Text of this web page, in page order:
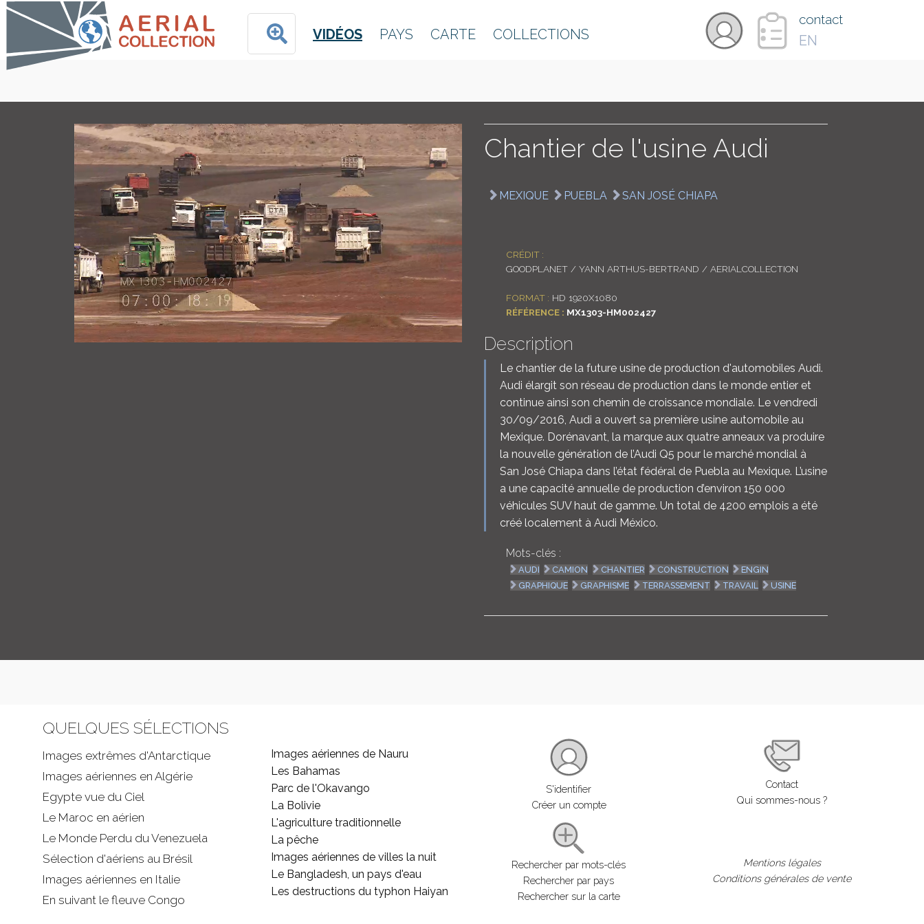
VIDÉOS PAYS CARTE COLLECTIONS
contact
EN
ENGLISH
Chantier de l'usine Audi
MEXIQUE PUEBLA SAN JOSÉ CHIAPA
CRÉDIT :
GOODPLANET / YANN ARTHUS-BERTRAND / AERIALCOLLECTION
FORMAT : HD 1920X1080
RÉFÉRENCE : MX1303-HM002427
Description
Le chantier de la future usine de production d'automobiles Audi.
Audi élargit son réseau de production dans le monde entier et
continue ainsi son chemin de croissance mondiale. Le vendredi
30/09/2016, Audi a ouvert sa première usine automobile au
Mexique. Dorénavant, la marque aux quatre anneaux va produire
la nouvelle génération de l’Audi Q5 pour le marché mondial à
San José Chiapa dans l’état fédéral de Puebla au Mexique. L’usine
a une capacité annuelle de production d’environ 150 000
véhicules SUV haut de gamme. Un total de 4200 emplois a été
créé localement à Audi México.
Mots-clés :
AUDI CAMION CHANTIER CONSTRUCTION
ENGIN
GRAPHIQUE
GRAPHISME TERRASSEMENT TRAVAIL USINE
QUELQUES SÉLECTIONS
Images extrêmes d'Antarctique
Images aériennes en Algérie
Egypte vue du Ciel
Le Maroc en aérien
Le Monde Perdu du Venezuela
Sélection d'aériens au Brésil
Images aériennes en Italie
En suivant le fleuve Congo
Images aériennes de Nauru
Les Bahamas
Parc de l'Okavango
La Bolivie
L'agriculture traditionnelle
La pêche
Images aériennes de villes la nuit
Le Bangladesh, un pays d'eau
Les destructions du typhon Haiyan
S'identifier
Créer un compte
Rechercher par mots-clés
Rechercher par pays
Rechercher sur la carte
Contact
Qui sommes-nous ?
Mentions légales
Conditions générales de vente